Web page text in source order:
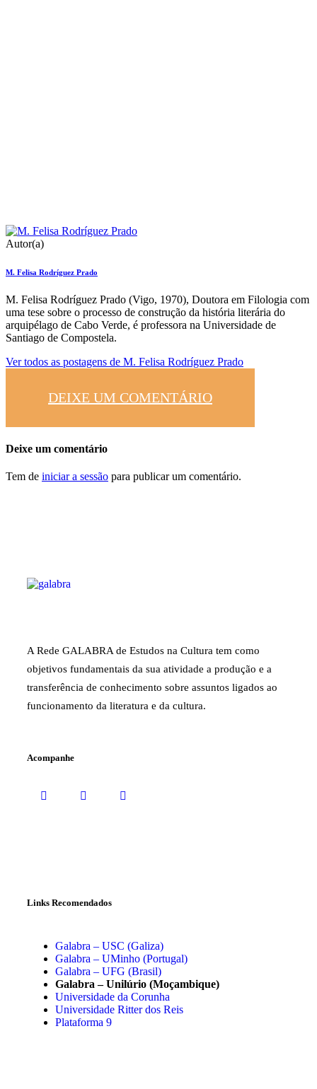
Autor(a)
M. Felisa Rodríguez Prado
M. Felisa Rodríguez Prado (Vigo, 1970), Doutora em Filologia com
uma tese sobre o processo de construção da história literária do
arquipélago de Cabo Verde, é professora na Universidade de
Santiago de Compostela.
Ver todos as postagens de M. Felisa Rodríguez Prado
DEIXE UM COMENTÁRIO
Deixe um comentário
Tem de iniciar a sessão para publicar um comentário.
A Rede GALABRA de Estudos na Cultura tem como
objetivos fundamentais da sua atividade a produção e a
transferência de conhecimento sobre assuntos ligados ao
funcionamento da literatura e da cultura.
Acompanhe
Links Recomendados
Galabra – USC (Galiza)
Galabra – UMinho (Portugal)
Galabra – UFG (Brasil)
Galabra – Unilúrio (Moçambique)
Universidade da Corunha
Universidade Ritter dos Reis
Plataforma 9